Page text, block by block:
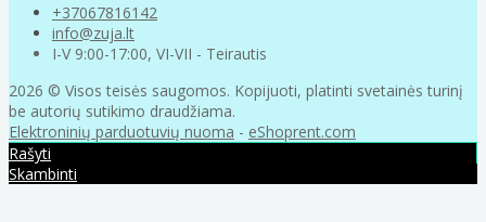
+37067816142
info@zuja.lt
I-V 9:00-17:00, VI-VII - Teirautis
2026 © Visos teisės saugomos. Kopijuoti, platinti svetainės turinį
be autorių sutikimo draudžiama.
Elektroninių parduotuvių nuoma - eShoprent.com
Rašyti
Skambinti